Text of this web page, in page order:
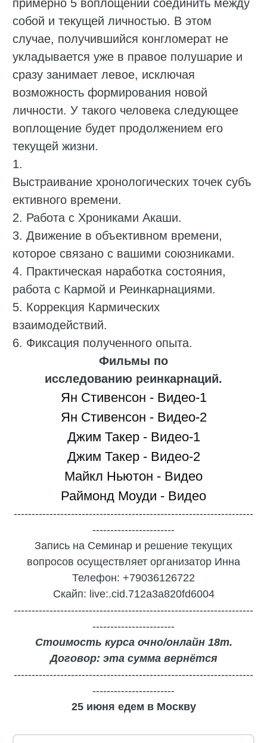
примерно 5 воплощений соединить между
собой и текущей личностью. В этом
случае, получившийся конгломерат не
укладывается уже в правое полушарие и
сразу занимает левое, исключая
возможность формирования новой
личности. У такого человека следующее
воплощение будет продолжением его
текущей жизни.
1.
Выстраивание хронологических точек субъ
ективного времени.
2. Работа с Хрониками Акаши.
3. Движение в объективном времени,
которое связано с вашими союзниками.
4. Практическая наработка состояния,
работа с Кармой и Реинкарнациями.
5. Коррекция Кармических
взаимодействий.
6. Фиксация полученного опыта.
Фильмы по
исследованию реинкарнаций.
Ян Стивенсон - Видео-1
Ян Стивенсон - Видео-2
Джим Такер - Видео-1
Джим Такер - Видео-2
Майкл Ньютон - Видео
Раймонд Моуди - Видео
-------------------------------------------------------------------
-----------------------
Запись на Семинар и решение текущих
вопросов осуществляет организатор Инна
Телефон: +79036126722
Скайп: live:.cid.712a3a820fd6004
-------------------------------------------------------------------
-----------------------
Стоимость курса очно/онлайн 18т.
Договор: эта сумма вернётся
-------------------------------------------------------------------
-----------------------
25 июня едем в Москву